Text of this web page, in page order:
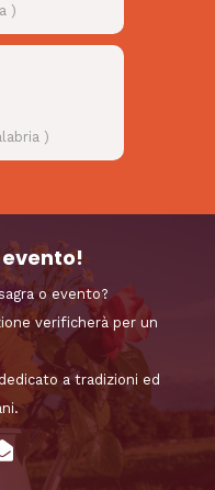
)
)
o evento?
verificherà per un
a tradizioni ed